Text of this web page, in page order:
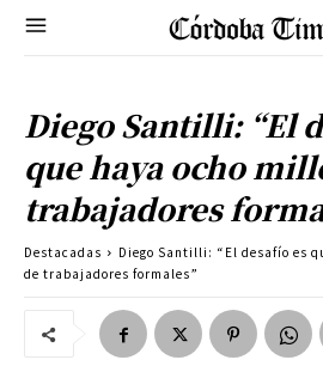
Diego Santilli: “El
que haya ocho
trabajadores
Destacadas
Diego Santilli: “El desafío es
de trabajadores formales”